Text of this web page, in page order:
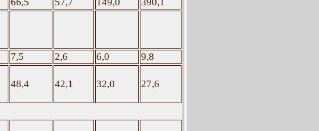
7,5 2,6 6,0
9,8
48,4 42,1 32,0 27,6